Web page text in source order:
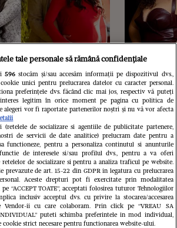
cu Iustina Loghin și
după experiența
au căsătorit, au
unei fetițe, iar ea
cu băiețel
VEDETE
Ioana
negat că i-
soțul ei
recente:
tale personale să rămână confidențiale
596stocăm și/sau accesăm informații pe dispozitivul dvs.,
unici pentru prelucrarea datelor cu caracter personal.
preferințele dvs. făcând clic mai jos, respectiv vă puteți
legitim în orice moment pe pagina cu politica de
alegeri vor fi raportate partenerilor noștri și nu vă vor afecta
de socializare si agentiile de publicitate partenere,
de servicii de date analitice) prelucram date pentru a
functioneze, pentru a personaliza continutul si anunturile
de interesele si/sau profilul dvs., pentru a va oferi
de socializare si pentru a analiza traficul pe website.
prevazute de art. 15-22 din GDPR in legatura cu prelucrarea
Aceste drepturi pot fi exercitate prin modalitatea
“ACCEPT TOATE”, acceptati folosirea tuturor Tehnologiilor
inclusiv acceptul dvs. cu privire la stocarea/accesarea
ii cu care colaboram. Prin click pe “VREAU SA
puteti schimba preferintele in mod individual,
cookie strict necesare pentru functionarea website-ului.